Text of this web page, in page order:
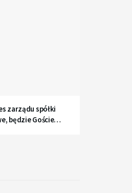
zarządu spółki
będzie Gościem